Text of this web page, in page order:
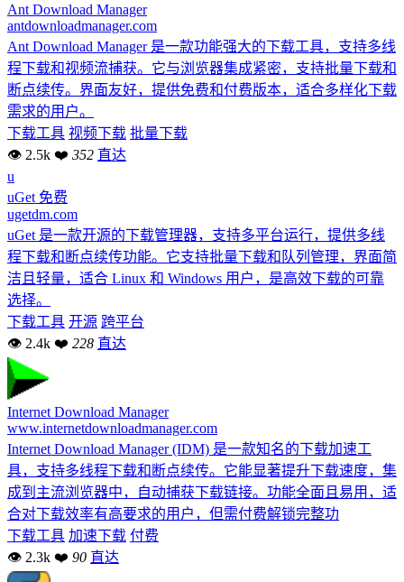
Ant Download Manager
antdownloadmanager.com
Ant Download Manager 是一款功能强大的下载工具，支持多线
程下载和视频流捕获。它与浏览器集成紧密，支持批量下载和
断点续传。界面友好，提供免费和付费版本，适合多样化下载
需求的用户。
下载工具 视频下载 批量下载
👁 2.5k ❤ 352 直达
u
uGet 免费
ugetdm.com
uGet 是一款开源的下载管理器，支持多平台运行，提供多线
程下载和断点续传功能。它支持批量下载和队列管理，界面简
洁且轻量，适合 Linux 和 Windows 用户，是高效下载的可靠
选择。
下载工具 开源 跨平台
👁 2.4k ❤ 228 直达
Internet Download Manager
www.internetdownloadmanager.com
Internet Download Manager (IDM) 是一款知名的下载加速工
具，支持多线程下载和断点续传。它能显著提升下载速度，集
成到主流浏览器中，自动捕获下载链接。功能全面且易用，适
合对下载效率有高要求的用户，但需付费解锁完整功
下载工具 加速下载 付费
👁 2.3k ❤ 90 直达